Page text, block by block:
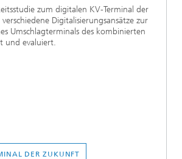
zum digitalen KV-Terminal der
Digitalisierungsansätze zur
Umschlagterminals des kombinierten
und evaluiert.
DER ZUKUNFT